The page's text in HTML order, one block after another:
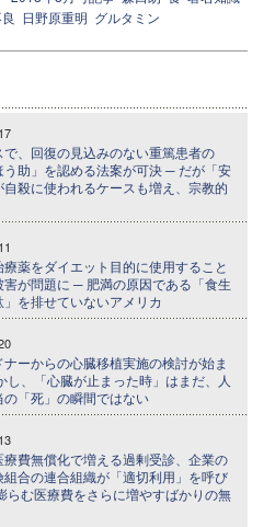
日野原重明 グルタミン
で、回復の見込みのない重篤患者の
う助」を認める法案が可決 ─ だが「安
自殺に使われるケースも増え、宗教的
薬をダイエット目的に使用すること
害が問題に ─ 肥満の原因である「食生
を排せていないアメリカ
ーからの心臓移植実施の検討が始ま
し、「心臓が止まった時」はまだ、人
の「死」の瞬間ではない
療費無償化で増える過剰受診、企業の
組合の連合組織が「適切利用」を呼び
らむ医療費をさらに増やすばかりの無